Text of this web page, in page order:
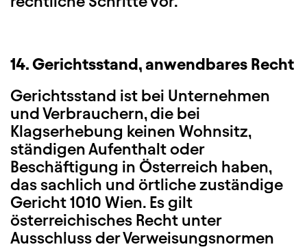
14. Gerichtsstand, anwendbares Recht
Gerichtsstand ist bei Unternehmen
und Verbrauchern, die bei
Klagserhebung keinen Wohnsitz,
ständigen Aufenthalt oder
Beschäftigung in Österreich haben,
das sachlich und örtliche zuständige
Gericht 1010 Wien. Es gilt
österreichisches Recht unter
Ausschluss der Verweisungsnormen